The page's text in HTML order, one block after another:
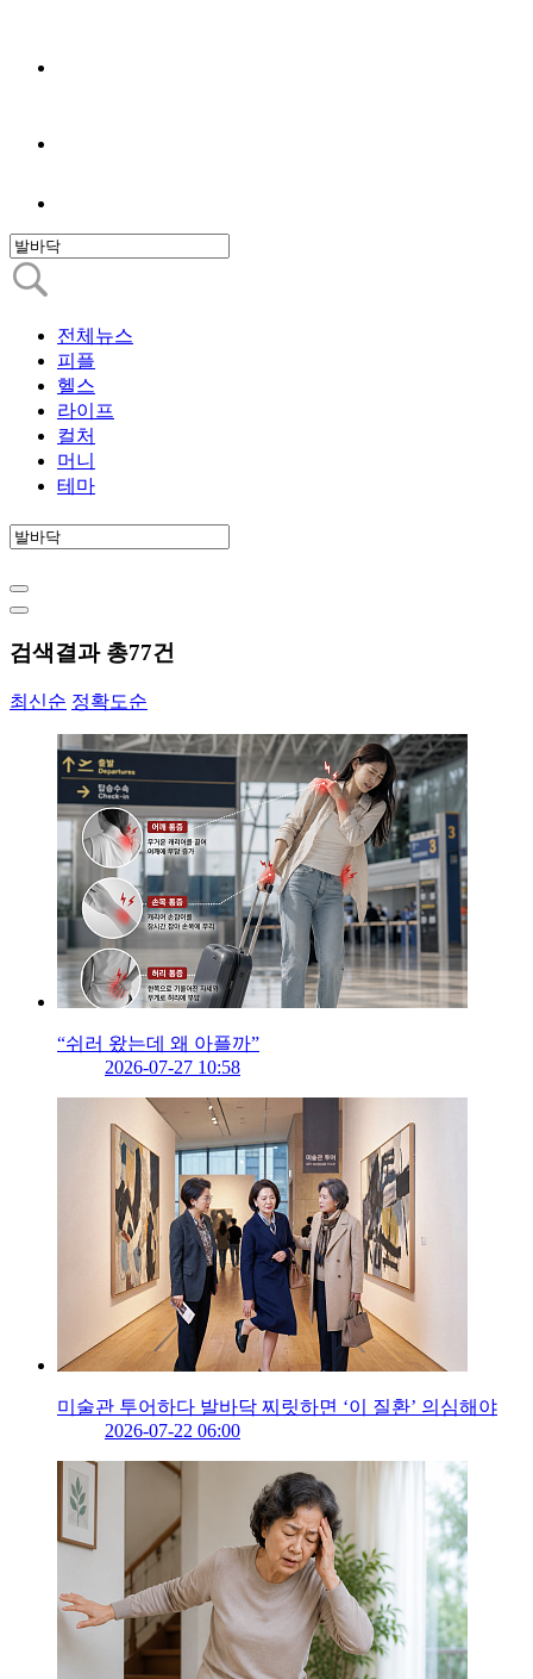
전체뉴스
피플
헬스
라이프
컬처
머니
테마
검색결과 총77건
최신순 정확도순
“쉬러 왔는데 왜 아플까”
2026-07-27 10:58
미술관 투어하다 발바닥 찌릿하면 ‘이 질환’ 의심해야
2026-07-22 06:00